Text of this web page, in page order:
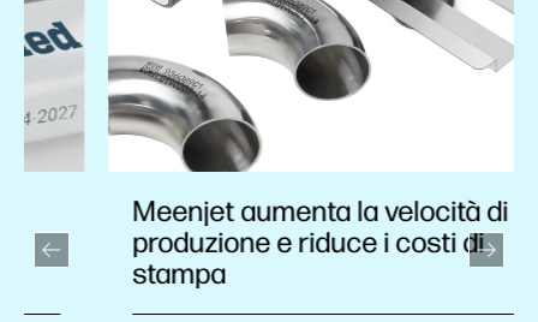
Meenjet aumenta la velocità di
produzione e riduce i costi di
stampa